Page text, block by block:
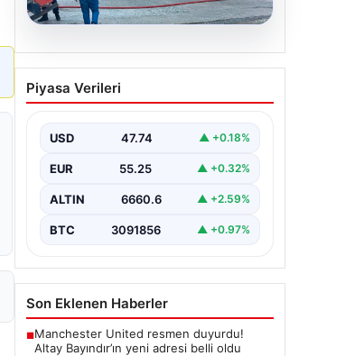
Dumanlar ilçeyi kapladı:
Bursa’da tamirhanede
Piyasa Verileri
USD 47.74 ▲ +0.18%
EUR 55.25 ▲ +0.32%
ALTIN 6660.6 ▲ +2.59%
BTC 3091856 ▲ +0.97%
Son Eklenen Haberler
■Manchester United resmen duyurdu!
Altay Bayındır’ın yeni adresi belli oldu